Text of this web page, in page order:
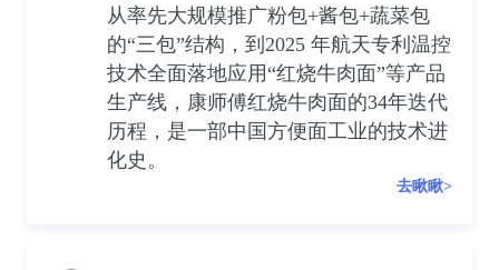
从率先大规模推广粉包+酱包+蔬菜包
的“三包”结构，到2025 年航天专利温控
技术全面落地应用“红烧牛肉面”等产品
生产线，康师傅红烧牛肉面的34年迭代
历程，是一部中国方便面工业的技术进
化史。
去瞅瞅>